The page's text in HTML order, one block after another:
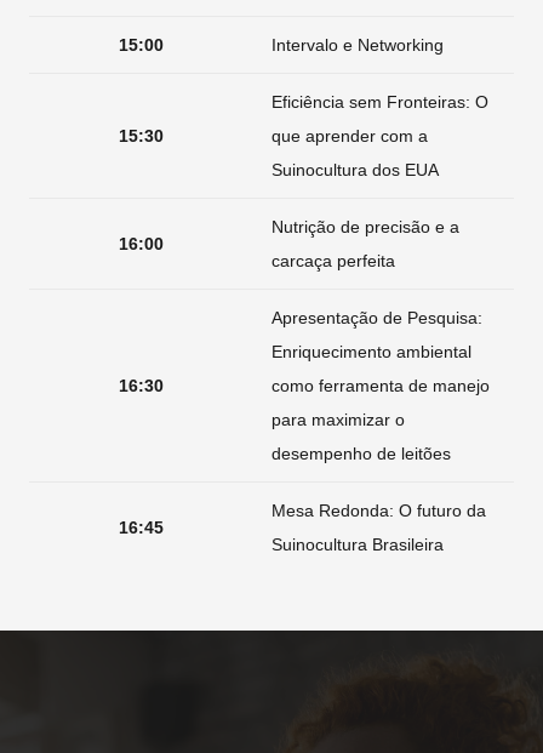
15:00 Intervalo e Networking
15:30
Eficiência sem Fronteiras: O
que aprender com a
Suinocultura dos EUA
16:00
Nutrição de precisão e a
carcaça perfeita
16:30
Apresentação de Pesquisa:
Enriquecimento ambiental
como ferramenta de manejo
para maximizar o
desempenho de leitões
16:45
Mesa Redonda: O futuro da
Suinocultura Brasileira